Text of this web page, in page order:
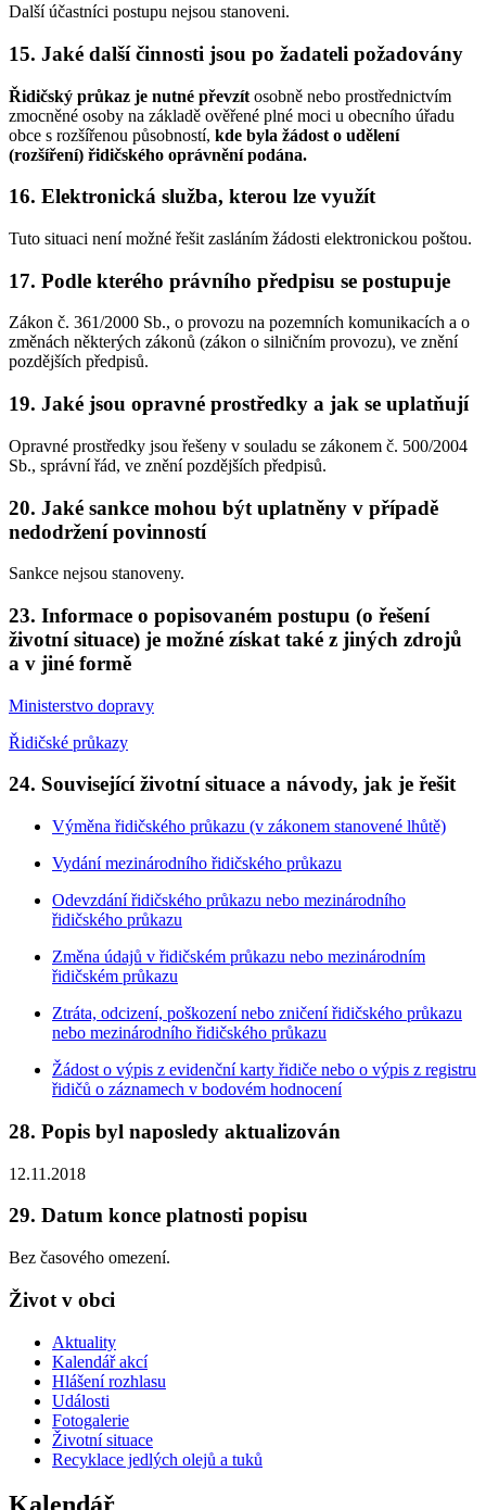
Další účastníci postupu nejsou stanoveni.
15. Jaké další činnosti jsou po žadateli požadovány
Řidičský průkaz je nutné převzít osobně nebo prostřednictvím
zmocněné osoby na základě ověřené plné moci u obecního úřadu
obce s rozšířenou působností, kde byla žádost o udělení
(rozšíření) řidičského oprávnění podána.
16. Elektronická služba, kterou lze využít
Tuto situaci není možné řešit zasláním žádosti elektronickou poštou.
17. Podle kterého právního předpisu se postupuje
Zákon č. 361/2000 Sb., o provozu na pozemních komunikacích a o
změnách některých zákonů (zákon o silničním provozu), ve znění
pozdějších předpisů.
19. Jaké jsou opravné prostředky a jak se uplatňují
Opravné prostředky jsou řešeny v souladu se zákonem č. 500/2004
Sb., správní řád, ve znění pozdějších předpisů.
20. Jaké sankce mohou být uplatněny v případě
nedodržení povinností
Sankce nejsou stanoveny.
23. Informace o popisovaném postupu (o řešení
životní situace) je možné získat také z jiných zdrojů
a v jiné formě
Ministerstvo dopravy
Řidičské průkazy
24. Související životní situace a návody, jak je řešit
Výměna řidičského průkazu (v zákonem stanovené lhůtě)
Vydání mezinárodního řidičského průkazu
Odevzdání řidičského průkazu nebo mezinárodního
řidičského průkazu
Změna údajů v řidičském průkazu nebo mezinárodním
řidičském průkazu
Ztráta, odcizení, poškození nebo zničení řidičského průkazu
nebo mezinárodního řidičského průkazu
Žádost o výpis z evidenční karty řidiče nebo o výpis z registru
řidičů o záznamech v bodovém hodnocení
28. Popis byl naposledy aktualizován
12.11.2018
29. Datum konce platnosti popisu
Bez časového omezení.
Život v obci
Aktuality
Kalendář akcí
Hlášení rozhlasu
Události
Fotogalerie
Životní situace
Recyklace jedlých olejů a tuků